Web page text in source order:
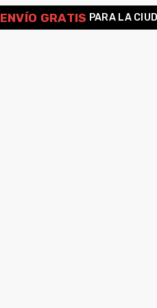
ENVÍO GRATIS PARA LA